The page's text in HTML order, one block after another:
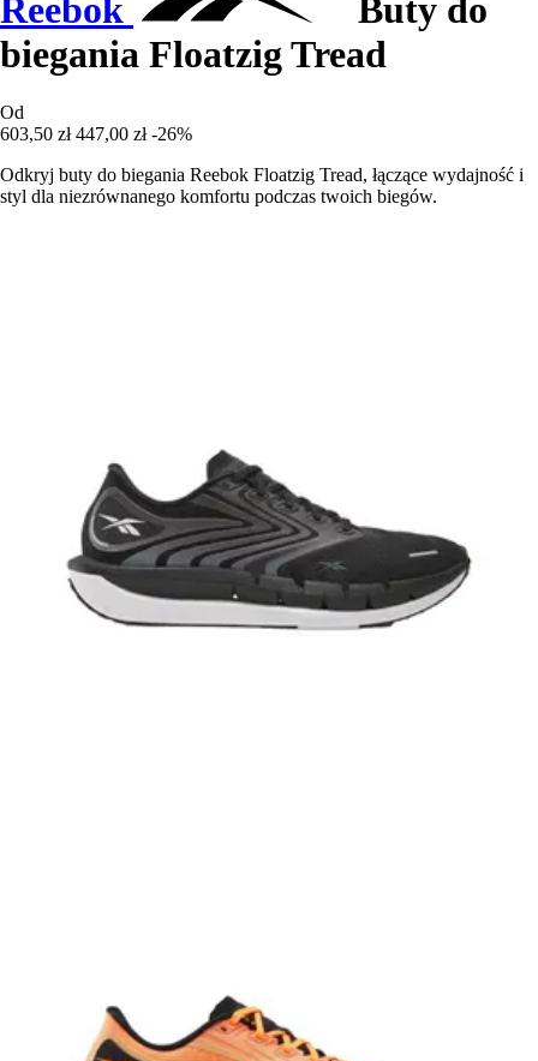
Reebok
Buty do
biegania Floatzig Tread
Od
603,50 zł 447,00 zł -26%
Odkryj buty do biegania Reebok Floatzig Tread, łączące wydajność i
styl dla niezrównanego komfortu podczas twoich biegów.